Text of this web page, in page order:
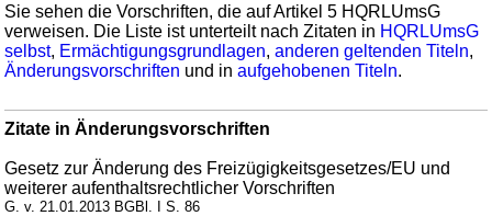
Sie sehen die Vorschriften, die auf Artikel 5 HQRLUmsG
verweisen. Die Liste ist unterteilt nach Zitaten in HQRLUmsG
selbst, Ermächtigungsgrundlagen,anderen geltenden Titeln,
Änderungsvorschriften und inaufgehobenen Titeln.
Zitate in Änderungsvorschriften
Gesetz zur Änderung des Freizügigkeitsgesetzes/EU und
weiterer aufenthaltsrechtlicher Vorschriften
G. v. 21.01.2013 BGBl. I S. 86